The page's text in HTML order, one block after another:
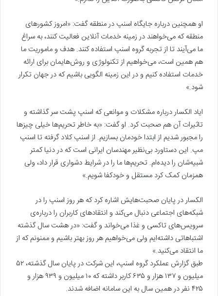
او همچنین درباره‌ جایگاه اسنپ در منطقه گفت: «امروز کشورهای
منطقه که می‌خواهند در زمینه خدمات آنلاین فعالیت کنند، به سراغ
ما می‌آیند تا از تجربه گروه اسنپ استفاده کنند. هدف و ماموریت ما
هم همین است، می‌خواهیم از تکنولوژی و روش‌هایمان برای ارائه
خدمات استفاده کنیم و در این زمینه الگویی باشیم که در جهان تکرار
شود.»
ایاد الکسار درباره مشکلات و موانعی که اسنپ پشت سر گذاشته و
تاثیرات آن هم صحبت کرد. او گفت: «به خاطر تحریم‌ها خیلی چیزها
را مجبور شدیم از ابتدا خودمان بسازیم. از اسنپ کلاد گرفته تا اسنپ
مپ. این دستاورد بی‌نظیر مهندسان ایرانی است که در دنیا کمتر
شبیه‌شان را دیده‌ام. تحریم‌ها ما را در شرایط دشواری قرار داد، ولی
همزمان کمک کرد مستقل و خودکفا شویم.»
الکسار در پایان صحبت‌هایش اشاره کرد که هر روز اسنپ را در
شبکه‌های اجتماعی دنبال می‌کند و انتقادهای کاربران را درباره‌ی
سرویس‌های تاکسی و غذا می‌خواند و گفت: «در هشت سال گذشته
اشتباهاتی داشته‌ایم ولی می‌خواهیم هر روز بهتر باشیم و ممنونم که از
ما انتقاد می‌کنید.»
طبق گزارش عملکرد گروه اسنپ، این شرکت در پایان سال گذشته، ۵۲
میلیون و ۱۳۷ هزار و ۶۳۵ کاربر داشته که ۱۰ میلیون و ۹۳۹ هزار و
۴۲۵ نفر در همین سال به این سامانه اضافه شدند.